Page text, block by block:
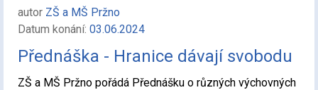
autor ZŠ a MŠ Pržno
Datum konání: 03.06.2024
Přednáška - Hranice dávají svobodu
ZŠ a MŠ Pržno pořádá Přednášku o různých výchovných